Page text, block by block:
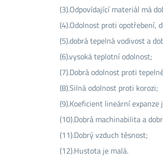
(3).Odpovídající materiál má
(4).Odolnost proti opotřebení,
(5).dobrá tepelná vodivost a
(6).vysoká teplotní odolnost;
(7).Dobrá odolnost proti
(8).Silná odolnost proti korozi;
(9).Koeficient lineární
(10).Dobrá machinabilita a
(11).Dobrý vzduch těsnost;
(12).Hustota je malá.